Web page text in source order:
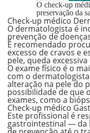
O check-up
preservação da
Check-up médico
O dermatologista é
prevenção de
É recomendado
excesso de cravos e
pele, queda
O exame físico é o
com o
alteração na pele do
possibilidade de que
exames, como a
Check-up médico
Este profissional é
gastrointestinal — da